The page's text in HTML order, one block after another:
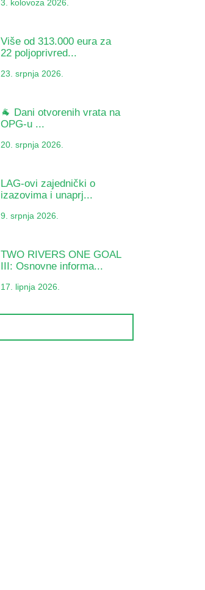
3. kolovoza 2026.
Više od 313.000 eura za
22 poljoprivred...
23. srpnja 2026.
🐐 Dani otvorenih vrata na
OPG-u ...
20. srpnja 2026.
LAG-ovi zajednički o
izazovima i unaprj...
9. srpnja 2026.
TWO RIVERS ONE GOAL
III: Osnovne informa...
17. lipnja 2026.